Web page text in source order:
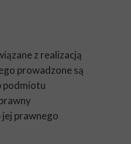
z realizacją
prowadzone są
podmiotu
jej prawnego